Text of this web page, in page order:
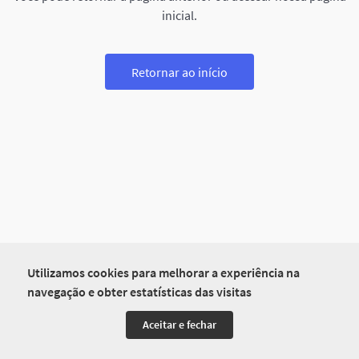
Utilizamos cookies para melhorar a experiência na
navegação e obter estatísticas das visitas
Aceitar e fechar
inicial.
Retornar ao início